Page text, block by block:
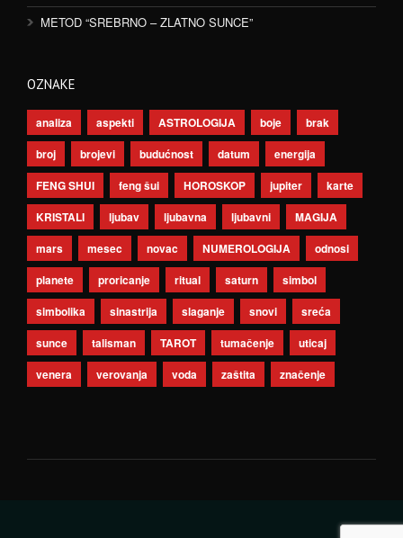
METOD “SREBRNO – ZLATNO SUNCE”
OZNAKE
analiza aspekti ASTROLOGIJA boje
brak
broj
brojevi budućnost datum
energija
FENG SHUI
feng šui HOROSKOP jupiter
karte
KRISTALI
ljubav ljubavna ljubavni
MAGIJA
mars
mesec novac NUMEROLOGIJA
odnosi
planete
proricanje ritual saturn
simbol
simbolika
sinastrija slaganje snovi
sreća
sunce
talisman TAROT tumačenje
uticaj
venera
verovanja voda zaštita značenje